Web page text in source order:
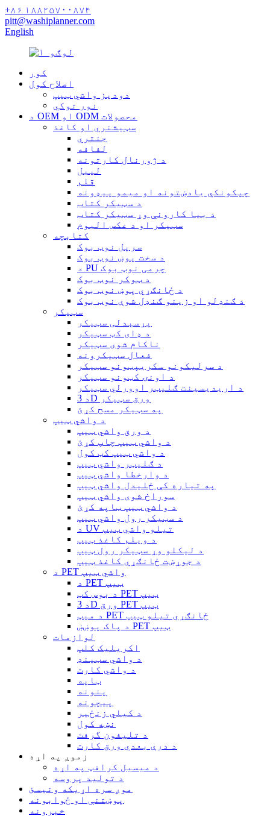
+۸۶ ۱۸۸۲۵۷۰۰۸۷۴
pitt@washiplanner.com
English
کور
اصلاح کول
دودیز واشي ټیپ
نور توکي
د OEM او ODM محصولات
سټیشنري او کاغذ
جنتري
لفافه
د ژورنال کارتونه
لیبل
قلم
چپکونکي یادښتونه او میمو پیډونه
د سټیکر کتاب
د بیا کارونې وړ سټیکر کتاب
سټیکر او د عکس البوم
کتابچه
سرپل نوټ بوک
د سخت پوښ نوټ بوک
د PU چرمی نوټ بوک
د ټوکر نوټ بوک
د ځانګړي پوښ نوټ بوک
د ګنډلو او زینو ګنډل شوې نوټ بوک
سټیکر
پړسېدلی سټیکر
د ډای کټ سټیکر
ناکام شوی سټیکر
فعال سټیکرونه
د سرلیکونو سکریپټونو سټیکر
د اونۍ کټونو سټیکر
د اریدیسینت ګلیټر اوورلي سټیکر
د 3D ورق سټیکر
په سټیکر مسح کړئ
د واشي ټیپ
د ورق واشي ټیپ
د واشي ټیپ چاپ کړئ
د واشي ټیپ کټ کول
د ګلیټر واشي ټیپ
د وارخطا واشي ټیپ
په تیاره کې ځلیدل واشي ټیپ
سوراخ شوی واشي ټیپ
د واشي ټیپ ټاپه کړئ
د سټیکر رول واشي ټیپ
د UV تیلو واشي ټیپ
د ویلم کاغذ ټیپ
د لیکلو وړ سټیکر رول ټیپ
د جوړښت ځانګړي کاغذ ټیپ
د PET واشي ټیپ
د PET ټیپ
د بوس کټ PET ټیپ
د 3D ورق PET ټیپ
د میټ PET ځانګړي تیلو ټیپ
د پاک پوښښ PET ټیپ
لوازمات
اکریلیک کلپ
د واشي سټینډ
د واشي کارت
ټاپه
پنونه
پیچونه
د کیلي زنځیر
نښه کول
د تلیفون گرفت
د درې بعدي ورق کارت
زموږ په اړه
د میسیل کرافټ په اړه
د تولید پروسه
موږ سره اړیکه ونیسئ
پوښتنې او ځوابونه
خبرونه